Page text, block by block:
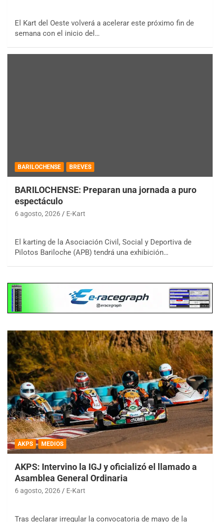
El Kart del Oeste volverá a acelerar este próximo fin de
semana con el inicio del…
BARILOCHENSE BREVES
BARILOCHENSE: Preparan una jornada a puro
espectáculo
6 agosto, 2026 E-Kart
El karting de la Asociación Civil, Social y Deportiva de
Pilotos Bariloche (APB) tendrá una exhibición…
AKPS MEDIOS
AKPS: Intervino la IGJ y oficializó el llamado a
Asamblea General Ordinaria
6 agosto, 2026 E-Kart
Tras declarar irregular la convocatoria de mayo de la